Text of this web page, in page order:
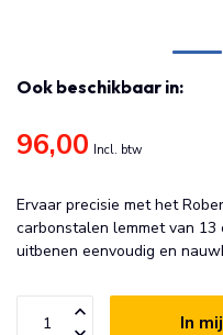
Ook beschikbaar in:
96,00 Incl. btw
Ervaar precisie met het
carbonstalen lemmet van
uitbenen eenvoudig en
In